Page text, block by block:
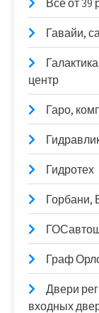
Все от 39
Гавайи,
центр
Гаро,
Гидротех
Горбани,
Граф
Двери
входных